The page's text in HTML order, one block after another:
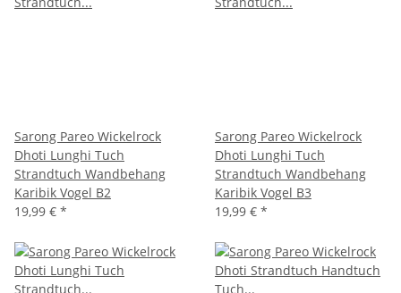
Sarong Pareo Wickelrock
Dhoti Lunghi Tuch
Strandtuch Wandbehang
Karibik Vogel B2
19,99 € *
Sarong Pareo Wickelrock
Dhoti Lunghi Tuch
Strandtuch Wandbehang
Karibik Vogel B3
19,99 € *